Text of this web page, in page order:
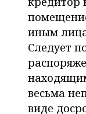
иным
Следует
весьма
виде